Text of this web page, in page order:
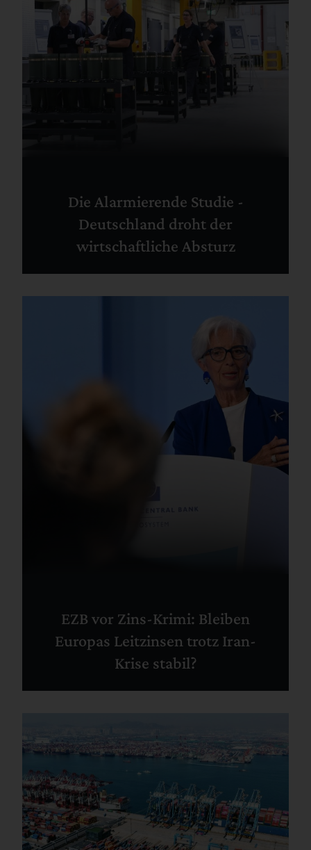
Die Alarmierende Studie -
Deutschland droht der
wirtschaftliche Absturz
EZB vor Zins-Krimi: Bleiben
Europas Leitzinsen trotz Iran-
Krise stabil?